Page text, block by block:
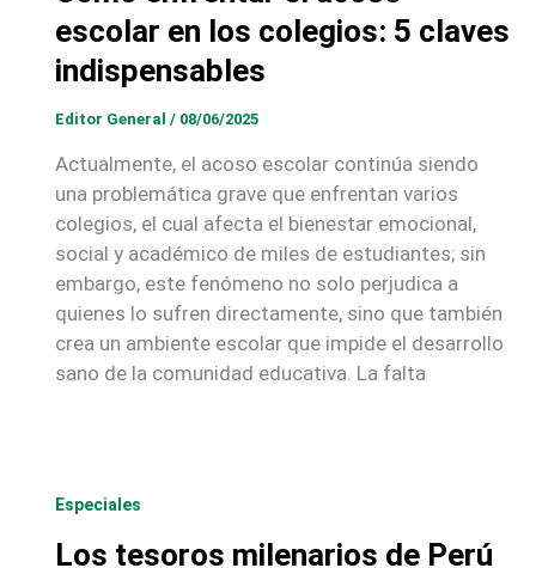
escolar en los colegios: 5 claves
indispensables
Editor General / 08/06/2025
Actualmente, el acoso escolar continúa siendo
una problemática grave que enfrentan varios
colegios, el cual afecta el bienestar emocional,
social y académico de miles de estudiantes; sin
embargo, este fenómeno no solo perjudica a
quienes lo sufren directamente, sino que también
crea un ambiente escolar que impide el desarrollo
sano de la comunidad educativa. La falta
Especiales
Los tesoros milenarios de Perú